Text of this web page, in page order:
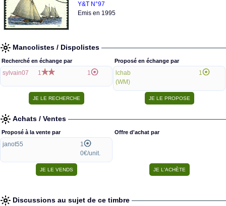
Y&T N°97
Emis en 1995
Mancolistes / Dispolistes
Recherché en échange par
sylvain07 1 1
Proposé en échange par
lchab
(WM)
1
Achats / Ventes
Proposé à la vente par
janot55
1
0€/unit.
Offre d'achat par
Discussions au sujet de ce timbre